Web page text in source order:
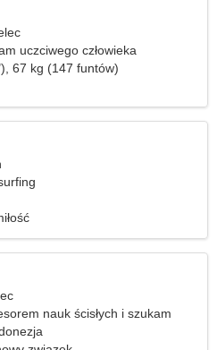
uczciwego człowieka
67 kg (147 funtów)
nauk ścisłych i szukam